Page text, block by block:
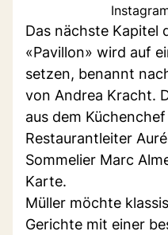
Das nächste Kapitel
«Pavillon» wird auf
setzen, benannt
von Andrea Kracht.
aus dem
Restaurantleiter
Sommelier Marc
Karte.
Müller möchte
Gerichte mit einer